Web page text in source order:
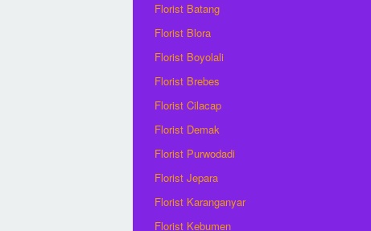
Florist Batang
Florist Blora
Florist Boyolali
Florist Brebes
Florist Cilacap
Florist Demak
Florist Purwodadi
Florist Jepara
Florist Karanganyar
Florist Kebumen